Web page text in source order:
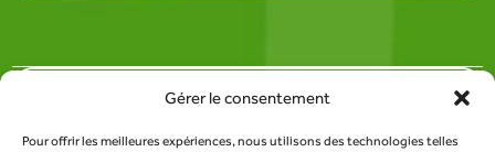
Gérer le consentement
Pour offrir les meilleures expériences, nous utilisons des technologies telles
PARTENAIRES